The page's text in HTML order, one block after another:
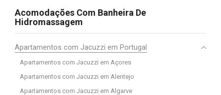
Acomodações Com Banheira De
Hidromassagem
Apartamentos com Jacuzzi em Portugal
Apartamentos com Jacuzzi em Açores
Apartamentos com Jacuzzi em Alentejo
Apartamentos com Jacuzzi em Algarve